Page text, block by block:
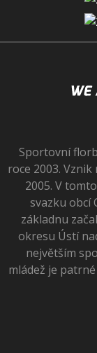
Sportovní
roce 2003.
2005. V
svazku obcí
základnu
okresu Ústí
největším
mládež je